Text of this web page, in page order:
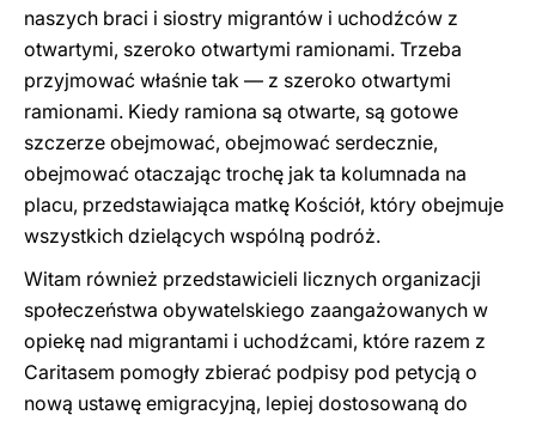
naszych braci i siostry migrantów i uchodźców z
otwartymi, szeroko otwartymi ramionami. Trzeba
przyjmować właśnie tak — z szeroko otwartymi
ramionami. Kiedy ramiona są otwarte, są gotowe
szczerze obejmować, obejmować serdecznie,
obejmować otaczając trochę jak ta kolumnada na
placu, przedstawiająca matkę Kościół, który obejmuje
wszystkich dzielących wspólną podróż.
Witam również przedstawicieli licznych organizacji
społeczeństwa obywatelskiego zaangażowanych w
opiekę nad migrantami i uchodźcami, które razem z
Caritasem pomogły zbierać podpisy pod petycją o
nową ustawę emigracyjną, lepiej dostosowaną do